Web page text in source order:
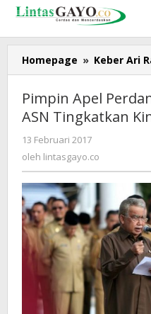
Lewati
konten
Homepage » Keber Ari
Pimpin Apel
ASN Tingkatkan
13 Februari 2017
oleh lintasgayo.co